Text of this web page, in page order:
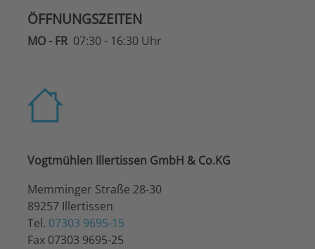
ÖFFNUNGSZEITEN
MO - FR 07:30 - 16:30 Uhr
Vogtmühlen Illertissen GmbH & Co.KG
Memminger Straße 28-30
89257 Illertissen
Tel. 07303 9695-15
Fax 07303 9695-25